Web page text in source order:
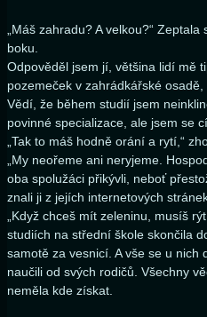
„Máš zahradu? A velkou?“
boku.
Odpověděl jsem jí, většina lidí mě
pozemeček v zahrádkářské
Vědí, že během studií jsem
povinné specializace, ale jsem se
„Tak to máš hodně orání a rytí,“
„My neořeme ani neryjeme.
oba spolužáci přikývli, neboť
znali ji z jejích internetových
„Když chceš mít zeleninu, musíš
studiích na střední škole skončila
samotě za vesnicí. A vše se u nich
naučili od svých rodičů. Všechny
neměla kde získat.